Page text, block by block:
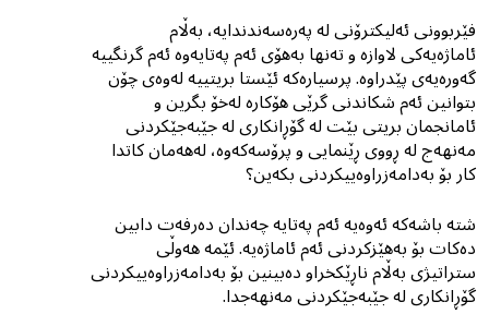
فێربوونی ئەلیکترۆنی لە پەرەسەندندایە، بەڵام
ئاماژەیەکی لاوازە و تەنها بەهۆی ئەم پەتایەوە ئەم گرنگییە
گەورەیەی پێدراوە. پرسیارەکە ئێستا بریتییە لەوەی چۆن
بتوانین ئەم شکاندنی گرێی هۆکارە لەخۆ بگرین و
ئامانجمان بریتی بێت لە گۆڕانکاری لە جێبەجێکردنی
مەنهەج لە ڕووی ڕێنمایی و پرۆسەکەوە، لەهەمان کاتدا
کار بۆ بەدامەزراوەییکردنی بکەین؟
شتە باشەکە ئەوەیە ئەم پەتایە چەندان دەرفەت دابین
دەکات بۆ بەهێزکردنی ئەم ئاماژەیە. ئێمە هەوڵی
ستراتیژی بەڵام ناڕێکخراو دەبینین بۆ بەدامەزراوەییکردنی
گۆڕانکاری لە جێبەجێکردنی مەنهەجدا.